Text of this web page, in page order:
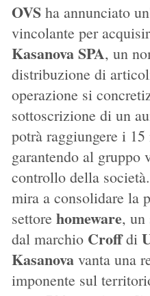
OVS ha annunciato
vincolante per
Kasanova SPA, un
distribuzione di
operazione si
sottoscrizione di un
potrà raggiungere i
garantendo al gruppo
controllo della
mira a consolidare la
settore homeware, un
dal marchio Croffdi
Kasanova vanta una
imponente sul